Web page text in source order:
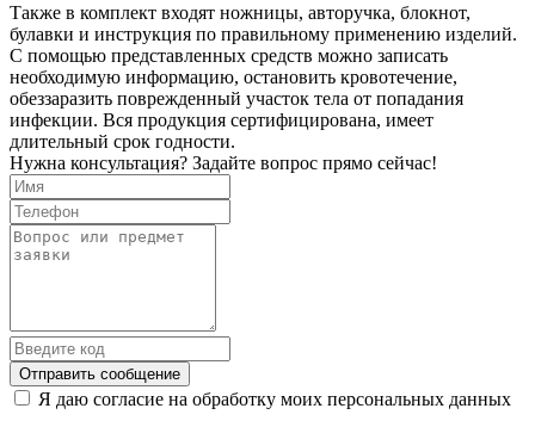
Также в комплект входят ножницы, авторучка, блокнот,
булавки и инструкция по правильному применению изделий.
С помощью представленных средств можно записать
необходимую информацию, остановить кровотечение,
обеззаразить поврежденный участок тела от попадания
инфекции. Вся продукция сертифицирована, имеет
длительный срок годности.
Нужна консультация? Задайте вопрос прямо сейчас!
Отправить сообщение
Я даю согласие на обработку моих персональных данных